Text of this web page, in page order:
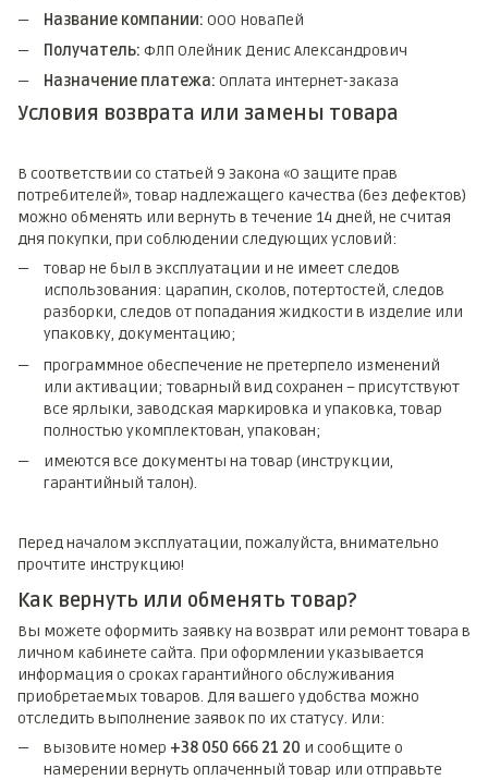
Название компании: ООО НоваПей
Получатель: ФЛП Олейник Денис Александрович
Назначение платежа: Оплата интернет-заказа
Условия возврата или замены товара
В соответствии со статьей 9 Закона «О защите прав
потребителей», товар надлежащего качества (без дефектов)
можно обменять или вернуть в течение 14 дней, не считая
дня покупки, при соблюдении следующих условий:
товар не был в эксплуатации и не имеет следов
использования: царапин, сколов, потертостей, следов
разборки, следов от попадания жидкости в изделие или
упаковку, документацию;
программное обеспечение не претерпело изменений
или активации; товарный вид сохранен – присутствуют
все ярлыки, заводская маркировка и упаковка, товар
полностью укомплектован, упакован;
имеются все документы на товар (инструкции,
гарантийный талон).
Перед началом эксплуатации, пожалуйста, внимательно
прочтите инструкцию!
Как вернуть или обменять товар?
Вы можете оформить заявку на возврат или ремонт товара в
личном кабинете сайта. При оформлении указывается
информация о сроках гарантийного обслуживания
приобретаемых товаров. Для вашего удобства можно
отследить выполнение заявок по их статусу. Или:
вызовите номер +38 050 666 21 20 и сообщите о
намерении вернуть оплаченный товар или отправьте